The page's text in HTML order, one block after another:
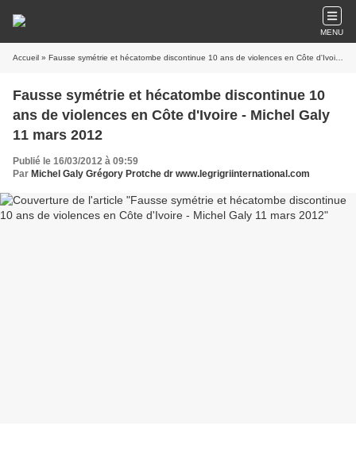
MENU
Accueil » Fausse symétrie et hécatombe discontinue 10 ans de violences en Côte d'Ivoire - Michel Galy 11 mars 2012
Fausse symétrie et hécatombe discontinue 10
ans de violences en Côte d'Ivoire - Michel Galy
11 mars 2012
Publié le 16/03/2012 à 09:59
Par Michel Galy Grégory Protche dr www.legrigriinternational.com